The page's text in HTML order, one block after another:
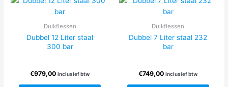
Duikflessen
Dubbel 12 Liter staal
300 bar
€979,00 Inclusief btw
Duikflessen
Dubbel 7 Liter staal 232
bar
€749,00 Inclusief btw